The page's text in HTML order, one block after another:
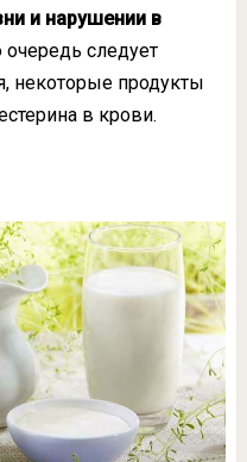
и нарушении в
следует
некоторые продукты
в крови.